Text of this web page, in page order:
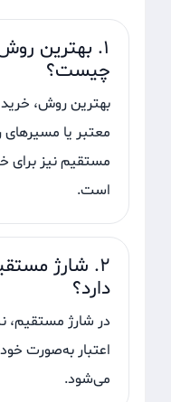
۱. بهترین
چیست؟
بهترین روش،
معتبر یا
مستقیم نیز برای
است.
۲. شارژ
دارد؟
در شارژ مستقیم،
اعتبار به‌صورت
می‌شود.